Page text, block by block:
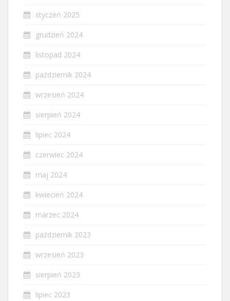
styczeń 2025
grudzień 2024
listopad 2024
październik 2024
wrzesień 2024
sierpień 2024
lipiec 2024
czerwiec 2024
maj 2024
kwiecień 2024
marzec 2024
październik 2023
wrzesień 2023
sierpień 2023
lipiec 2023